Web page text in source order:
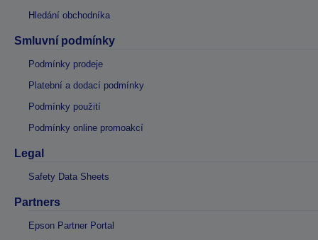
Hledání obchodníka
Smluvní podmínky
Podmínky prodeje
Platební a dodací podmínky
Podmínky použití
Podmínky online promoakcí
Legal
Safety Data Sheets
Partners
Epson Partner Portal